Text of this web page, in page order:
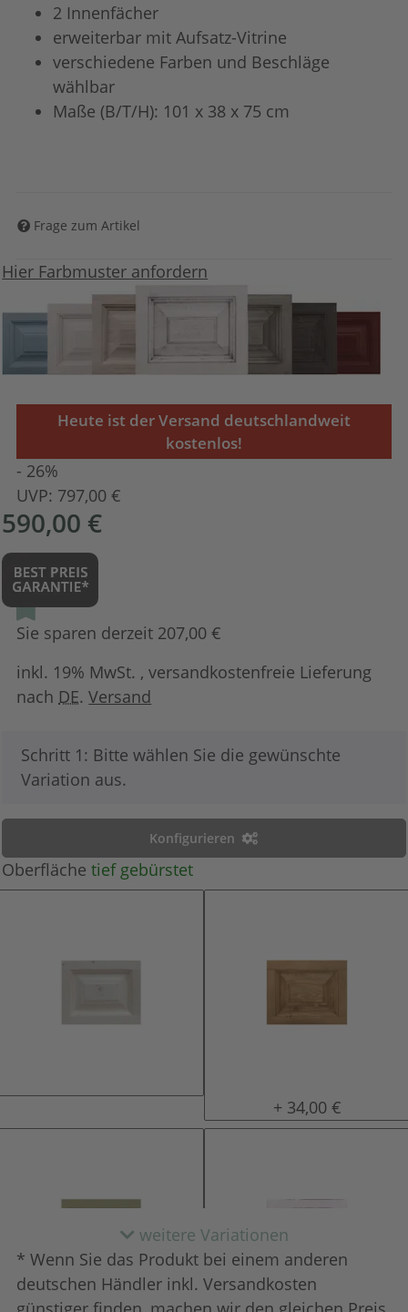
2 Innenfächer
erweiterbar mit Aufsatz-Vitrine
verschiedene Farben und Beschläge
wählbar
Maße (B/T/H): 101 x 38 x 75 cm
Frage zum Artikel
Hier Farbmuster anfordern
Heute ist der Versand deutschlandweit
kostenlos!
- 26%
UVP: 797,00 €
590,00 €
Sie sparen derzeit 207,00 €
inkl. 19% MwSt. , versandkostenfreie Lieferung
nach DE.Versand
x
Schritt 1: Bitte wählen Sie die gewünschte
Variation aus.
Konfigurieren
Oberflächetief gebürstet
gewachst
+ 34,00 €
weitere Variationen
* Wenn Sie das Produkt bei einem anderen
deutschen Händler inkl. Versandkosten